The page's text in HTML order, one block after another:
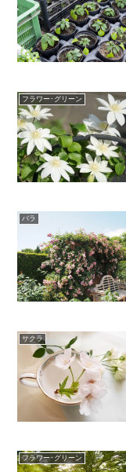
フラワー･グリーン
バラ
サクラ
フラワー･グリーン